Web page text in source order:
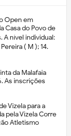
Open em
Casa do Povo de
A nível individual:
( M ); 14.
da Malafaia
As inscrições
Vizela para a
pela Vizela Corre
Atletismo